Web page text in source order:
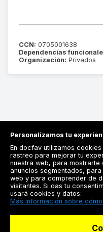
CCN: 0705001638
Dependencias
Organización: Privados
Docfav
Personalizamos tu
En docfav utilizamos
rastreo para mejorar tu
nuestra web, para
anuncios segmentados,
web y para comprender de
visitantes. Si das tu
usará cookies y datos:
Más información sobre